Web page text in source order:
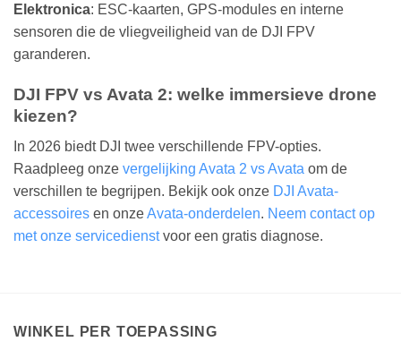
Elektronica: ESC-kaarten, GPS-modules en interne
sensoren die de vliegveiligheid van de DJI FPV
garanderen.
DJI FPV vs Avata 2: welke immersieve drone
kiezen?
In 2026 biedt DJI twee verschillende FPV-opties.
Raadpleeg onze vergelijking Avata 2 vs Avata om de
verschillen te begrijpen. Bekijk ook onze DJI Avata-
accessoires en onzeAvata-onderdelen. Neem contact op
met onze servicedienstvoor een gratis diagnose.
WINKEL PER TOEPASSING